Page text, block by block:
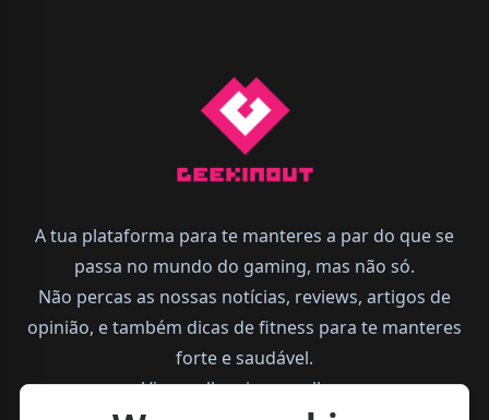
A tua plataforma para te manteres a par do que se
passa no mundo do gaming, mas não só.
Não percas as nossas notícias, reviews, artigos de
opinião, e também dicas de fitness para te manteres
forte e saudável.
Vive melhor, joga melhor.